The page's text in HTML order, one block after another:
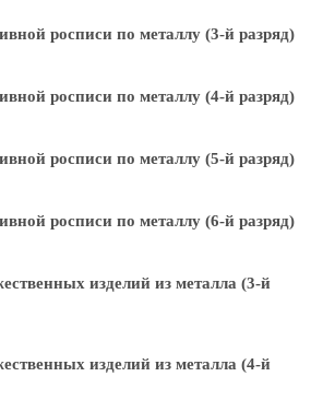
росписи по металлу (3-й разряд)
росписи по металлу (4-й разряд)
росписи по металлу (5-й разряд)
росписи по металлу (6-й разряд)
изделий из металла (3-й
изделий из металла (4-й